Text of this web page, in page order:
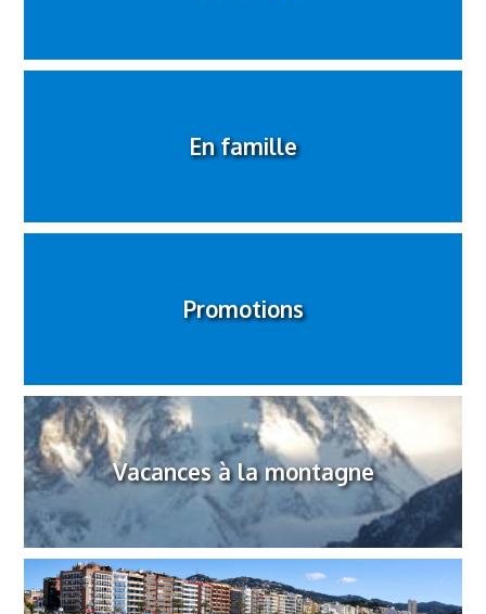
En famille
Promotions
Vacances à la montagne